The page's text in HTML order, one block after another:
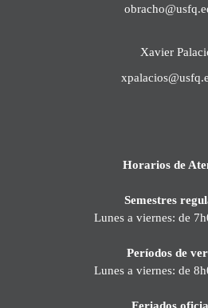
Xavier
Horarios de
Semestres
Lunes a viernes: de
Períodos de
Lunes a viernes: de
Feriados